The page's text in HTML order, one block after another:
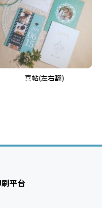
喜帖(左右翻)
平台